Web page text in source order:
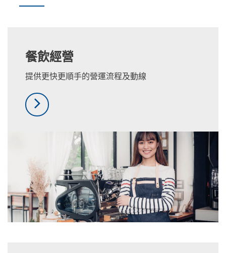
餐飲經營
提供更快更順手的營運流程及動線